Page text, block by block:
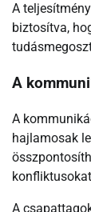
A
biztosítva,
A
A
hajlamosak
A